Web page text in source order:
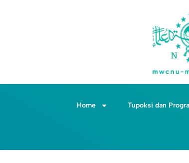
Home Tupoksi dan